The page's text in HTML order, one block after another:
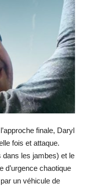
finale, Daryl
fois et attaque.
dans les jambes) et le
d’urgence chaotique
un véhicule de